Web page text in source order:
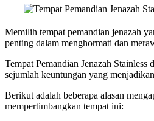
Memilih tempat pemandian jenazah
penting dalam menghormati dan
Tempat Pemandian Jenazah
sejumlah keuntungan yang
Berikut adalah beberapa alasan
mempertimbangkan tempat ini: